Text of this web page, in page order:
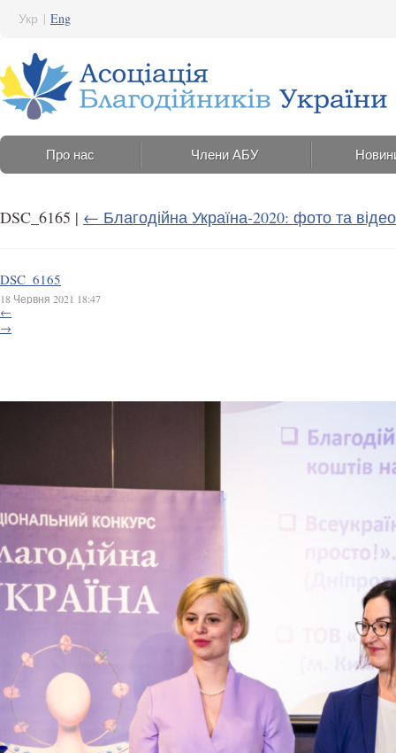
Укр | Eng
Про нас Члени АБУ
DSC_6165 | ← Благодійна Україна-2020: фото та
DSC_6165
18 Червня 2021 18:47
←
→